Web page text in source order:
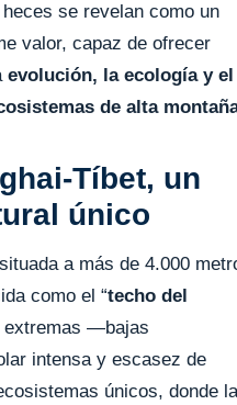
se revelan como un
valor, capaz de ofrecer
evolución, la ecología y el
de alta
Tíbet, un
único
a más de 4.000
como el “techo del
extremas —bajas
intensa y escasez de
únicos, donde la